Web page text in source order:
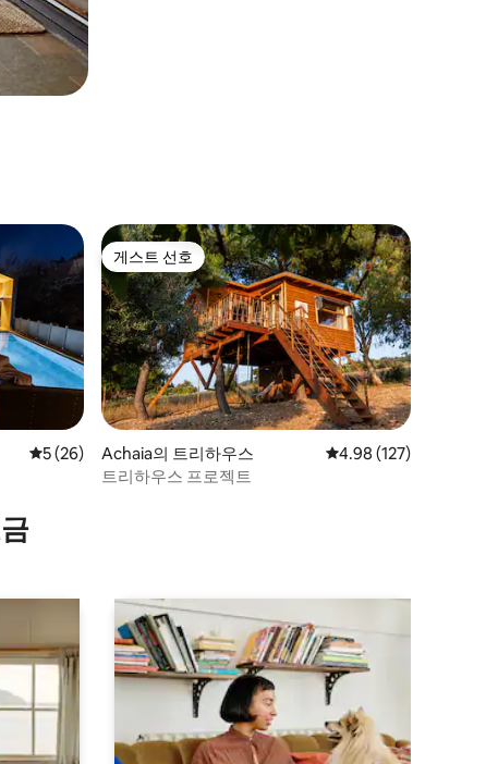
평점 5점(5점 만점), 후기 26개
5 (26)
게스트 선호
게스트 선호
Achaia의 트리하우스 평점 4.98점(5점 만점),
4.98 (127)
트리하우스 프로젝트